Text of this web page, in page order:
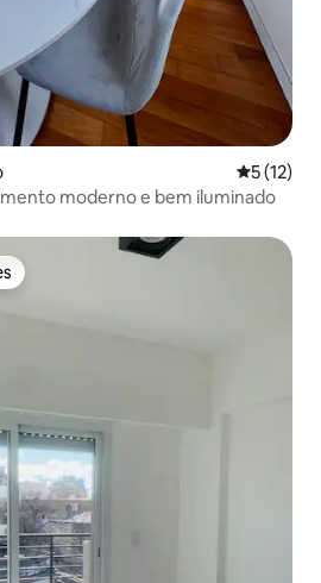
5 de uma
5 (12)
moderno e bem iluminado